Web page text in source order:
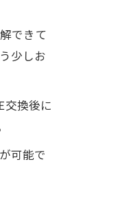
できて
少しお
交換後に
可能で